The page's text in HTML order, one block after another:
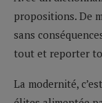
propositions. De
sans
tout et reporter
La modernité,